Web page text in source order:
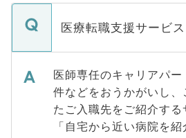
医療転職支援サービス
医師専任のキャリアパ
件などをおうかがいし、
たご入職先をご紹介する
「自宅から近い病院を紹